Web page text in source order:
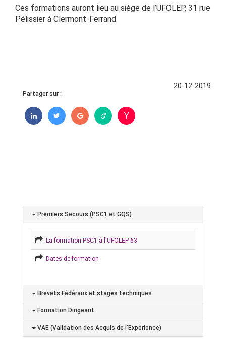
Ces formations auront lieu au siège de l’UFOLEP, 31 rue
Pélissier à Clermont-Ferrand.
20-12-2019
Partager sur :
Premiers Secours (PSC1 et GQS)
La formation PSC1 à l'UFOLEP 63
Dates de formation
Brevets Fédéraux et stages techniques
Formation Dirigeant
VAE (Validation des Acquis de l'Expérience)